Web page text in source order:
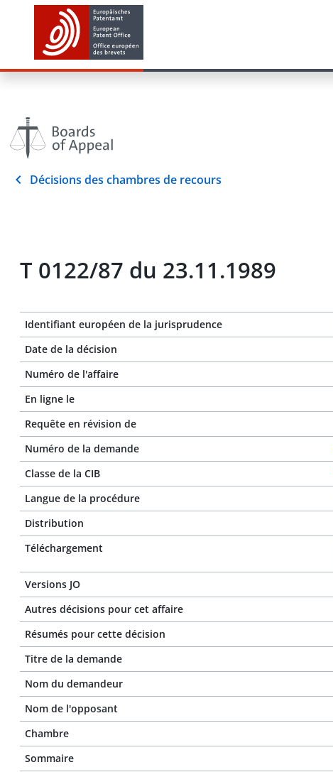
Décisions des chambres de recours
T 0122/87 du 23.11.1989
Identifiant européen de la jurisprudence
Date de la décision
Numéro de l'affaire
En ligne le
Requête en révision de
Numéro de la demande
Classe de la CIB
Langue de la procédure
Distribution
Téléchargement
Versions JO
Autres décisions pour cet affaire
Résumés pour cette décision
Titre de la demande
Nom du demandeur
Nom de l'opposant
Chambre
Sommaire